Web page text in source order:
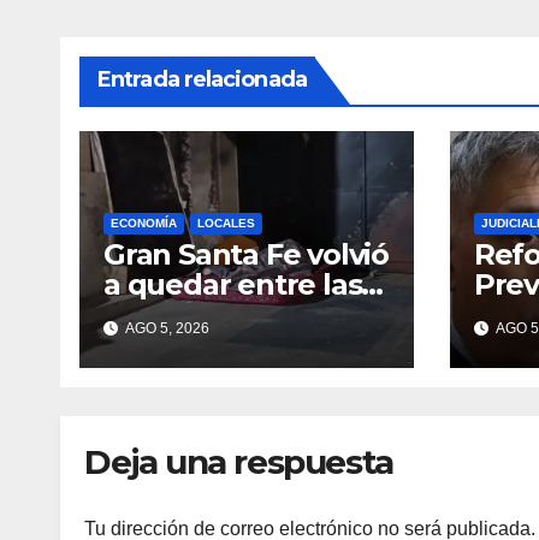
Entrada relacionada
ECONOMÍA LOCALES
Gran Santa Fe volvió
a quedar entre las
cinco regiones con
más pobreza del
país
AGO 5, 2026
de
un
AGO
Deja una respuesta
Tu dirección de correo electrónico no será publicada.